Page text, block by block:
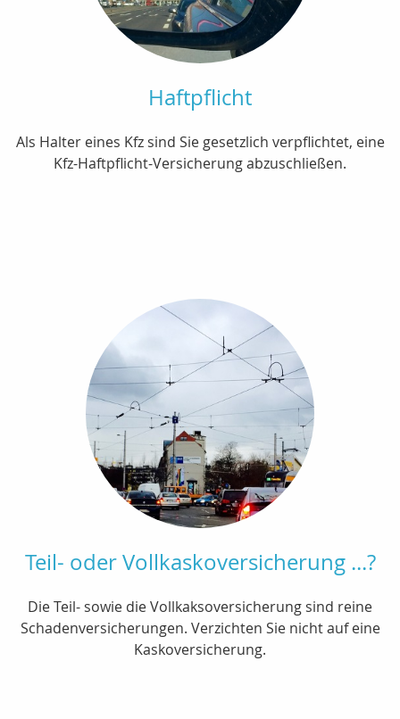
Haftpflicht
Als Halter eines Kfz sind Sie gesetzlich verpflichtet, eine
Kfz-Haftpflicht-Versicherung abzuschließen.
Teil- oder Vollkaskoversicherung ...?
Die Teil- sowie die Vollkaksoversicherung sind reine
Schadenversicherungen. Verzichten Sie nicht auf eine
Kaskoversicherung.